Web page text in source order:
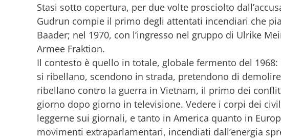
Stasi sotto copertura, per due volte prosciolto
Gudrun compie il primo degli attentati incendiari che
Baader; nel 1970, con l’ingresso nel gruppo di Ulrike
Armee Fraktion.
Il contesto è quello in totale, globale fermento del
si ribellano, scendono in strada, pretendono di
ribellano contro la guerra in Vietnam, il primo dei
giorno dopo giorno in televisione. Vedere i corpi dei
leggerne sui giornali, e tanto in America quanto in
movimenti extraparlamentari, incendiati dall’energia